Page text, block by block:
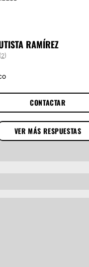
RAMÍREZ
(2)
CONTACTAR
VER MÁS RESPUESTAS